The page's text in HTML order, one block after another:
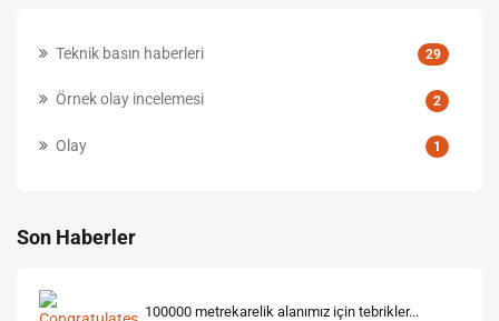
Teknik basın haberleri 29
Örnek olay incelemesi 2
Olay 1
Son Haberler
100000 metrekarelik alanımız için tebrikler...